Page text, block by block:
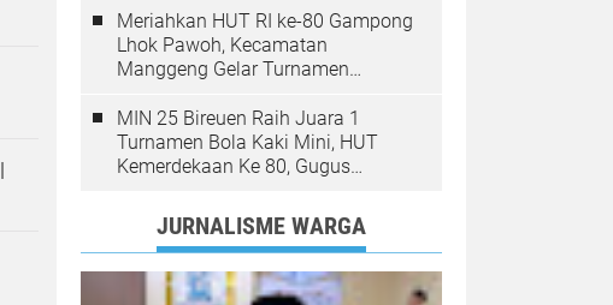
Meriahkan HUT RI ke-80 Gampong
Lhok Pawoh, Kecamatan
Manggeng Gelar Turnamen
MIN 25 Bireuen Raih Juara 1
Turnamen Bola Kaki Mini, HUT
Kemerdekaan Ke 80, Gugus
JURNALISME WARGA